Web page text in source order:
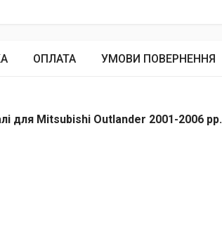
ОПЛАТА УМОВИ ПОВЕРНЕННЯ
для Mitsubishi Outlander 2001-2006 рр.